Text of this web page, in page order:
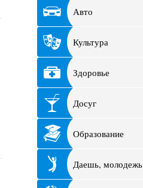
Авто
Культура
Здоровье
Досуг
Образование
Даешь, молодежь